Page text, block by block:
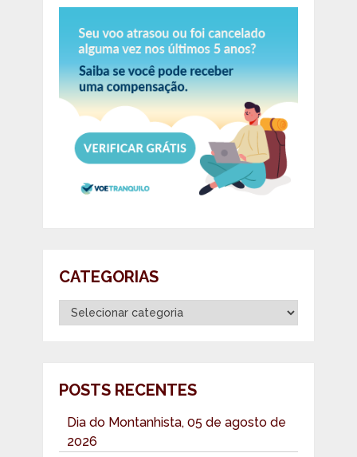
CATEGORIAS
Categorias
POSTS RECENTES
Dia do Montanhista, 05 de agosto de
2026